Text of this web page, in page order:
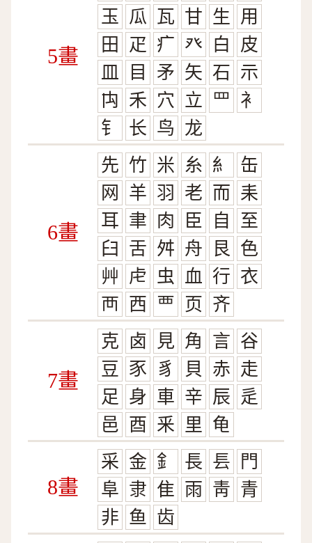
5畫
玉
瓜 瓦 甘 生
用
田
疋 疒 癶 白
皮
皿
目 矛 矢 石 示
禸 禾 穴 立 罒 衤
钅
长 鸟 龙
6畫
先 竹 米 糸 糹
缶
网
羊 羽 老 而 耒
耳 聿 肉 臣 自
至
臼 舌 舛 舟 艮
色
艸
虍 虫 血 行 衣
襾 西 覀 页 齐
7畫
克 卤 見 角 言 谷
豆 豕 豸 貝 赤 走
足
身 車 辛 辰 辵
邑 酉 釆 里 龟
8畫
采 金 釒 長 镸
門
阜 隶 隹 雨 靑 青
非 鱼 齿